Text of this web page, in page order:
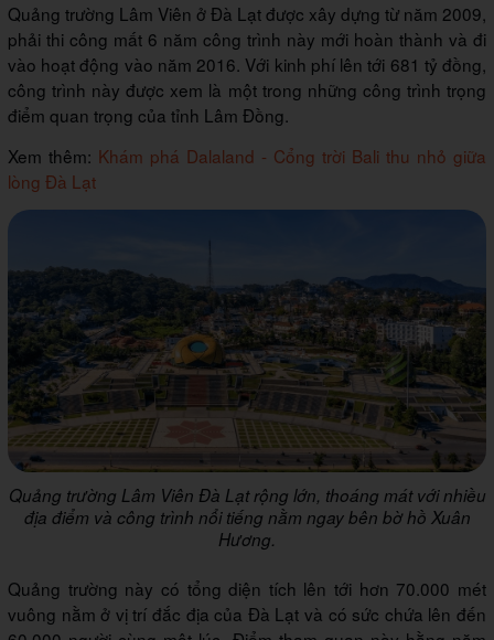
Quảng trường Lâm Viên ở Đà Lạt được xây dựng từ năm 2009,
phải thi công mất 6 năm công trình này mới hoàn thành và đi
vào hoạt động vào năm 2016. Với kinh phí lên tới 681 tỷ đồng,
công trình này được xem là một trong những công trình trọng
điểm quan trọng của tỉnh Lâm Đồng.
Xem thêm: Khám phá Dalaland - Cổng trời Bali thu nhỏ giữa
lòng Đà Lạt
Quảng trường Lâm Viên Đà Lạt rộng lớn, thoáng mát với nhiều
địa điểm và công trình nổi tiếng nằm ngay bên bờ hồ Xuân
Hương.
Quảng trường này có tổng diện tích lên tới hơn 70.000 mét
vuông nằm ở vị trí đắc địa của Đà Lạt và có sức chứa lên đến